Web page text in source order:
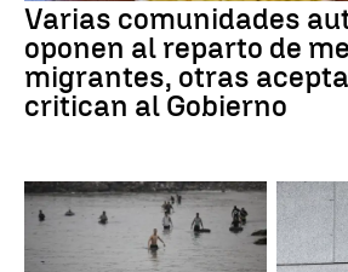
Varias comunidades
oponen al reparto de
migrantes, otras
critican al Gobierno